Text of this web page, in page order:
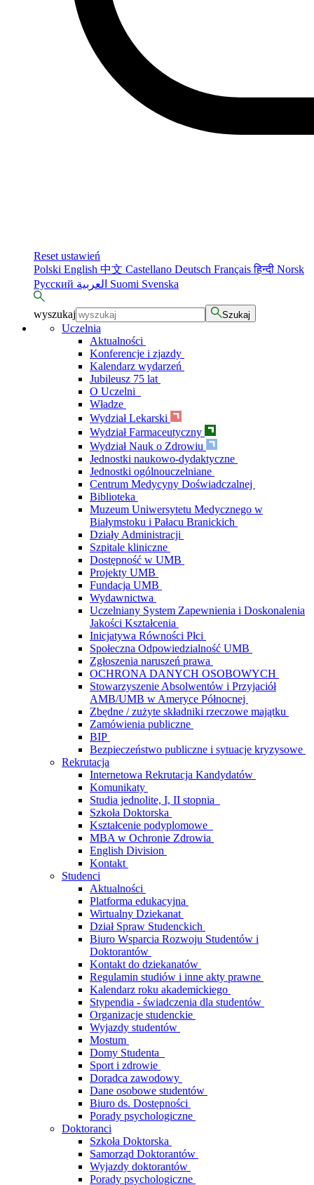
Reset ustawień
Polski English 中文 Castellano Deutsch Françaisहिन्दी Norsk
Русский
Suomi Svenska
wyszukaj Szukaj
Uczelnia
Aktualności
Konferencje i zjazdy
Kalendarz wydarzeń
Jubileusz 75 lat
O Uczelni
Władze
Wydział Lekarski
Wydział Farmaceutyczny
Wydział Nauk o Zdrowiu
Jednostki naukowo-dydaktyczne
Jednostki ogólnouczelniane
Centrum Medycyny Doświadczalnej
Biblioteka
Muzeum Uniwersytetu Medycznego w
Białymstoku i Pałacu Branickich
Działy Administracji
Szpitale kliniczne
Dostępność w UMB
Projekty UMB
Fundacja UMB
Wydawnictwa
Uczelniany System Zapewnienia i Doskonalenia
Jakości Kształcenia
Inicjatywa Równości Płci
Społeczna Odpowiedzialność UMB
Zgłoszenia naruszeń prawa
OCHRONA DANYCH OSOBOWYCH
Stowarzyszenie Absolwentów i Przyjaciół
AMB/UMB w Ameryce Północnej
Zbędne / zużyte składniki rzeczowe majątku
Zamówienia publiczne
BIP
Bezpieczeństwo publiczne i sytuacje kryzysowe
Rekrutacja
Internetowa Rekrutacja Kandydatów
Komunikaty
Studia jednolite, I, II stopnia
Szkoła Doktorska
Kształcenie podyplomowe
MBA w Ochronie Zdrowia
English Division
Kontakt
Studenci
Aktualności
Platforma edukacyjna
Wirtualny Dziekanat
Dział Spraw Studenckich
Biuro Wsparcia Rozwoju Studentów i
Doktorantów
Kontakt do dziekanatów
Regulamin studiów i inne akty prawne
Kalendarz roku akademickiego
Stypendia - świadczenia dla studentów
Organizacje studenckie
Wyjazdy studentów
Mostum
Domy Studenta
Sport i zdrowie
Doradca zawodowy
Dane osobowe studentów
Biuro ds. Dostępności
Porady psychologiczne
Doktoranci
Szkoła Doktorska
Samorząd Doktorantów
Wyjazdy doktorantów
Porady psychologiczne